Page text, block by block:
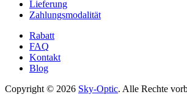
Lieferung
Zahlungsmodalität
Rabatt
FAQ
Kontakt
Blog
Copyright © 2026 Sky-Optic. Alle Rechte